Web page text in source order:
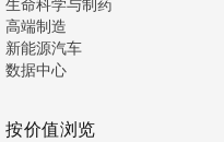
高端制造
新能源汽车
数据中心
按价值浏览